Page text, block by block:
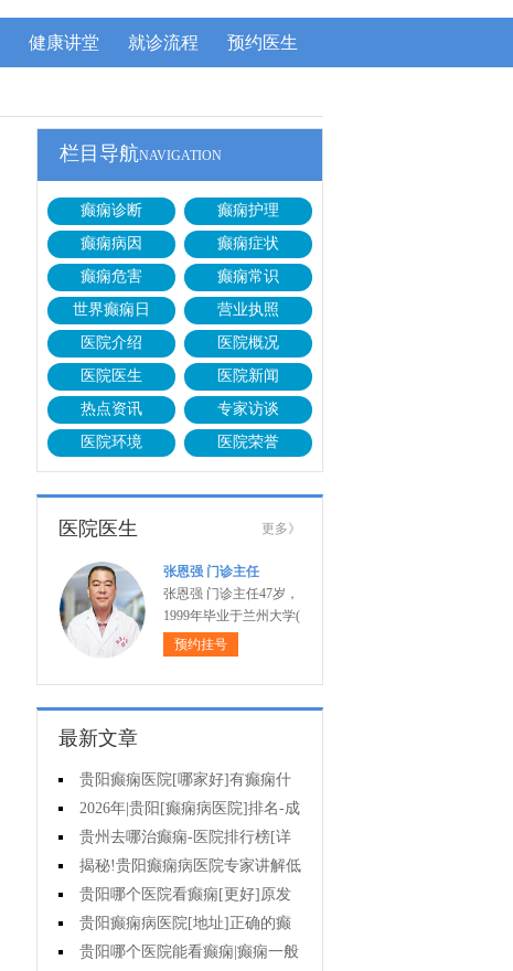
健康讲堂 就诊流程 预约医生
栏目导航NAVIGATION
癫痫诊断
癫痫护理
癫痫病因
癫痫症状
癫痫危害
癫痫常识
世界癫痫日
营业执照
医院介绍
医院概况
医院医生
医院新闻
热点资讯
专家访谈
医院环境
医院荣誉
医院医生 更多》
张恩强 门诊主任
张恩强 门诊主任47岁，
1999年毕业于兰州大学(
预约挂号
最新文章
贵阳癫痫医院[哪家好]有癫痫什
么不能吃什么药?
2026年|贵阳[癫痫病医院]排名-成
人癫痫急救措施护理
贵州去哪治癫痫-医院排行榜[详
细排名]癫痫病人可以吃什么食物?
揭秘!贵阳癫痫病医院专家讲解低
血糖会抽搐吗?
贵阳哪个医院看癫痫[更好]原发
性母猪疯能治好吗?
贵阳癫痫病医院[地址]正确的癫
痫护理是什么?
贵阳哪个医院能看癫痫|癫痫一般